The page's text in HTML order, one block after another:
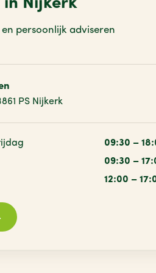
in Nijkerk
persoonlijk adviseren
PS Nijkerk
09:30 –
09:30 –
12:00 –